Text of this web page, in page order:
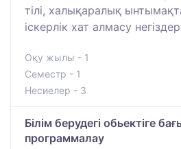
тілі, халықаралық
іскерлік хат алмасу
Оқу жылы - 1
Семестр - 1
Несиелер - 3
Білім берудегі обьектіге
программалау